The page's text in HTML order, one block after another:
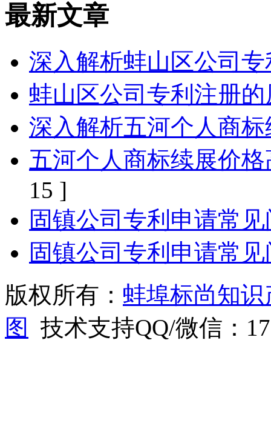
最新文章
深入解析蚌山区公司
蚌山区公司专利注册
深入解析五河个人商
五河个人商标续展价
15 ]
固镇公司专利申请常
固镇公司专利申请常
版权所有： 蚌埠标尚知
图
技术支持QQ/微信：